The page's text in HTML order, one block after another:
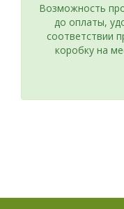
Возможность
до оплаты,
соответствии
коробку на